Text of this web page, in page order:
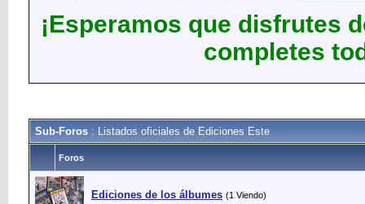
¡Esperamos que disfrutes
completes
Sub-Foros : Listados oficiales de Ediciones Este
Foros
Ediciones de los álbumes (1 Viendo)